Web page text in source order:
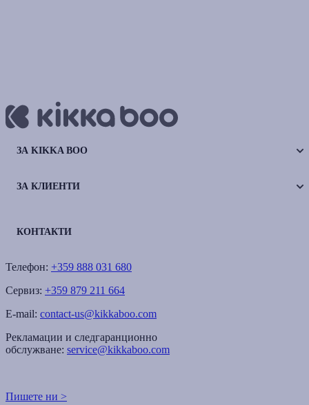
ЗА KIKKA BOO
ЗА КЛИЕНТИ
КОНТАКТИ
Телефон: +359 888 031 680
Сервиз: +359 879 211 664
E-mail: contact-us@kikkaboo.com
Рекламации и следгаранционно
обслужване: service@kikkaboo.com
Пишете ни >